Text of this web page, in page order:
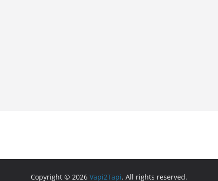
Copyright © 2026 Vapi2Tapi. All rights reserved.